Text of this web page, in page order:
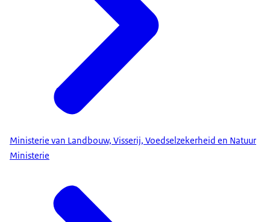
Ministerie van Landbouw, Visserij, Voedselzekerheid en Natuur
Ministerie